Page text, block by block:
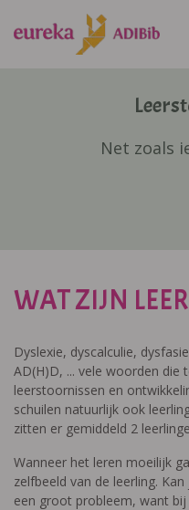
Net zoals
WAT ZIJN
Dyslexie, dyscalculie,
AD(H)D, ... vele woorden die
leerstoornissen en
schuilen natuurlijk ook
zitten er gemiddeld 2
Wanneer het leren moeilijk
zelfbeeld van de leerling.
een groot probleem, want